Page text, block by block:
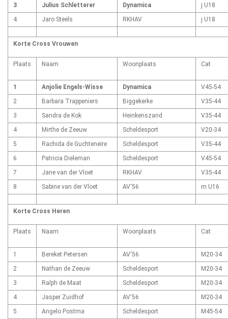
3
Julius Schletterer Dynamica
j U18
4
Jaro Steels RKHAV j U18
Korte Cross Vrouwen
Plaats Naam Woonplaats Cat
1 Anjolie Engels-Wisse Dynamica
V45-54
2
Barbara Trappeniers Biggekerke
V35-44
3
Sandra de Kok Heinkenszand
V35-44
4
Mirthe de Zeeuw Scheldesport
V20-34
5
Rachida de Guchteneire Scheldesport
V35-44
6
Patricia Dieleman Scheldesport
V45-54
7
Jane van der Vloet RKHAV
V35-44
8
Sabine van der Vloet AV'56 m U16
Korte Cross Heren
Plaats Naam Woonplaats Cat
1 Bereket Petersen AV'56
M20-34
2
Nathan de Zeeuw Scheldesport
M20-34
3
Ralph de Maat Scheldesport
M20-34
4
Jasper Zuidhof AV'56
M20-34
5
Angelo Postma Scheldesport
M45-54